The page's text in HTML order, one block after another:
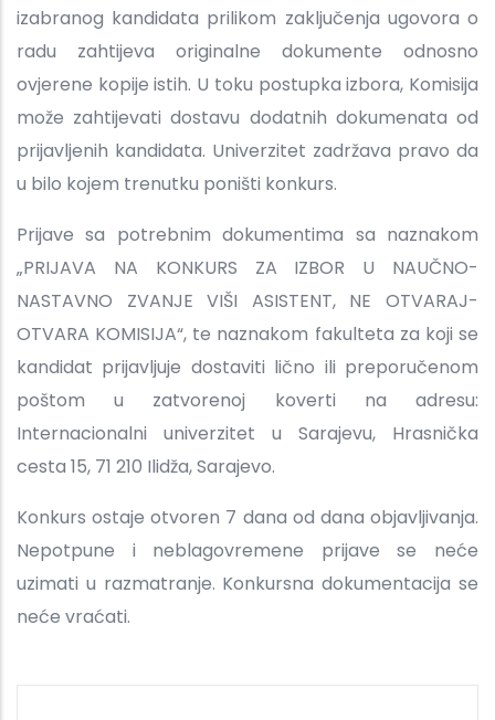
izabranog kandidata prilikom zaključenja ugovora o
radu zahtijeva originalne dokumente odnosno
ovjerene kopije istih. U toku postupka izbora, Komisija
može zahtijevati dostavu dodatnih dokumenata od
prijavljenih kandidata. Univerzitet zadržava pravo da
u bilo kojem trenutku poništi konkurs.
Prijave sa potrebnim dokumentima sa naznakom
„PRIJAVA NA KONKURS ZA IZBOR U NAUČNO-
NASTAVNO ZVANJE VIŠI ASISTENT, NE OTVARAJ-
OTVARA KOMISIJA“, te naznakom fakulteta za koji se
kandidat prijavljuje dostaviti lično ili preporučenom
poštom u zatvorenoj koverti na adresu:
Internacionalni univerzitet u Sarajevu, Hrasnička
cesta 15, 71 210 Ilidža, Sarajevo.
Konkurs ostaje otvoren 7 dana od dana objavljivanja.
Nepotpune i neblagovremene prijave se neće
uzimati u razmatranje. Konkursna dokumentacija se
neće vraćati.